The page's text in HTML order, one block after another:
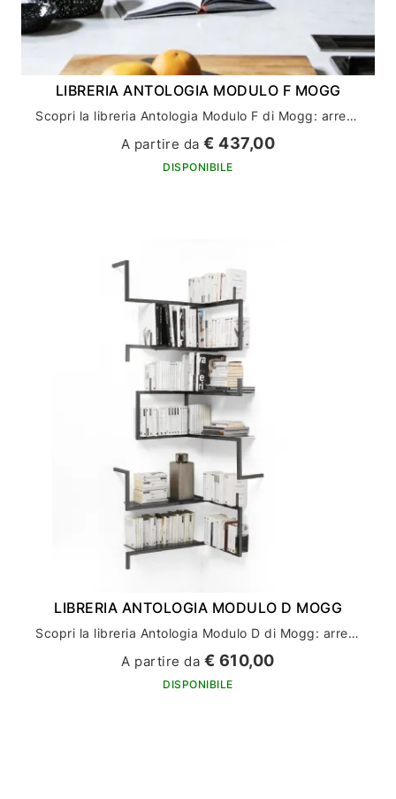
LIBRERIA ANTOLOGIA MODULO F MOGG
Scopri la libreria Antologia Modulo F di Mogg: arreda la tua casa con stile ed eleganza
A partire da€ 437,00
DISPONIBILE
LIBRERIA ANTOLOGIA MODULO D MOGG
Scopri la libreria Antologia Modulo D di Mogg: arredamento casa di alto design
A partire da € 610,00
DISPONIBILE